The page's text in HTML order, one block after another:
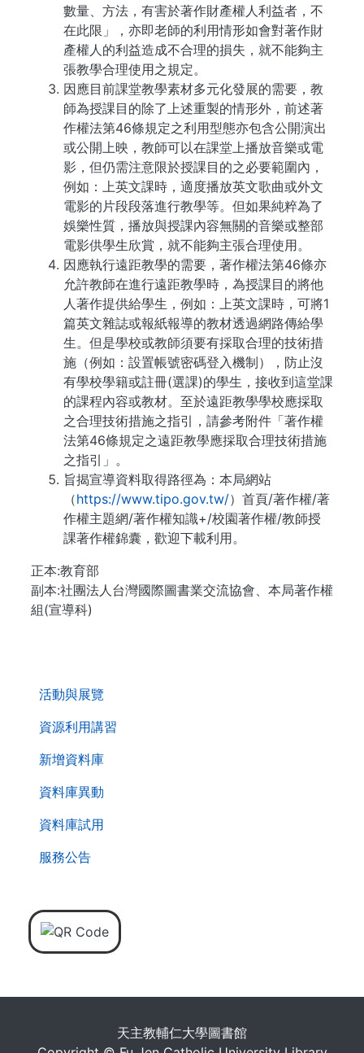
活動與展覽
資源利用講習
新增資料庫
資料庫異動
資料庫試用
服務公告
數量、方法，有害於著作財產權人利益者，不
在此限」，亦即老師的利用情形如會對著作財
產權人的利益造成不合理的損失，就不能夠主
張教學合理使用之規定。
因應目前課堂教學素材多元化發展的需要，教
師為授課目的除了上述重製的情形外，前述著
作權法第46條規定之利用型態亦包含公開演出
或公開上映，教師可以在課堂上播放音樂或電
影，但仍需注意限於授課目的之必要範圍內，
例如：上英文課時，適度播放英文歌曲或外文
電影的片段段落進行教學等。但如果純粹為了
娛樂性質，播放與授課內容無關的音樂或整部
電影供學生欣賞，就不能夠主張合理使用。
因應執行遠距教學的需要，著作權法第46條亦
允許教師在進行遠距教學時，為授課目的將他
人著作提供給學生，例如：上英文課時，可將1
篇英文雜誌或報紙報導的教材透過網路傳給學
生。但是學校或教師須要有採取合理的技術措
施（例如：設置帳號密碼登入機制），防止沒
有學校學籍或註冊(選課)的學生，接收到這堂課
的課程內容或教材。至於遠距教學學校應採取
之合理技術措施之指引，請參考附件「著作權
法第46條規定之遠距教學應採取合理技術措施
之指引」。
旨揭宣導資料取得路徑為：本局網站
（https://www.tipo.gov.tw/）首頁/著作權/著
作權主題網/著作權知識+/校園著作權/教師授
課著作權錦囊，歡迎下載利用。
正本:教育部
副本:社團法人台灣國際圖書業交流協會、本局著作權
組(宣導科)
天主教輔仁大學圖書館